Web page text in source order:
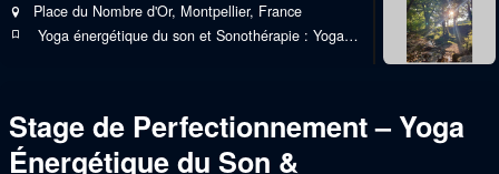
location_on Place du Nombre d'Or, Montpellier, France
bookmark_outline Yoga énergétique du son et Sonothérapie : Yoga des sons subtils
Stage de Perfectionnement – Yoga
Énergétique du Son &